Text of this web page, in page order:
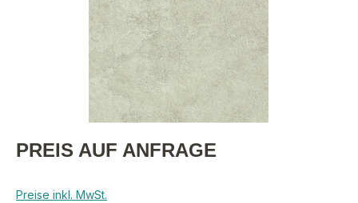
PREIS AUF ANFRAGE
Preise inkl. MwSt.